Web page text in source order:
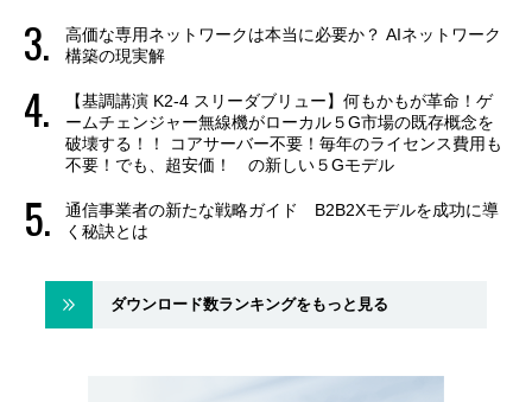
高価な専用ネットワークは本当に必要か？ AIネットワーク
構築の現実解
【基調講演 K2-4 スリーダブリュー】何もかもが革命！ゲ
ームチェンジャー無線機がローカル５G市場の既存概念を
破壊する！！ コアサーバー不要！毎年のライセンス費用も
不要！でも、超安価！ の新しい５Gモデル
通信事業者の新たな戦略ガイド B2B2Xモデルを成功に導
く秘訣とは
ダウンロード数ランキングをもっと見る